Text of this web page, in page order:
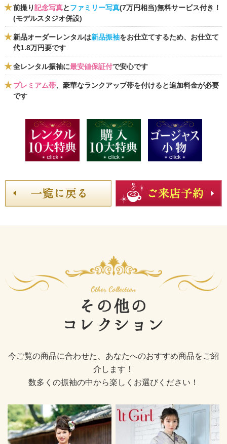
前撮り記念写真とファミリー写真(7万円相当)無料サービス付き！
(モデルスタジオ併設)
新品オーダーレンタルは新品振袖をお仕立てするため、お仕立て
代1.8万円要です
全レンタル振袖に最安値保証付で安心です
プレミアム帯、豪華なランクアップ帯を付けると追加料金が必要
です
その他の
コレクション
今ご覧の商品に合わせた、あなたへのおすすめ商品をご紹
介します！
数多くの振袖の中から楽しくお選びください！